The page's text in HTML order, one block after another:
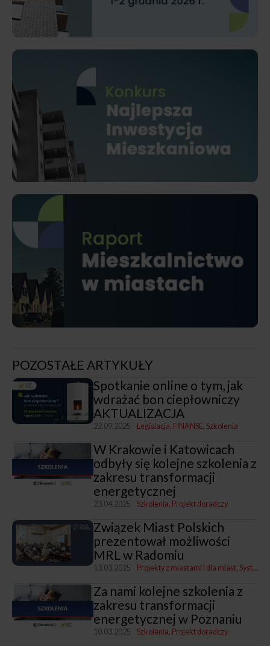
POZOSTAŁE ARTYKUŁY
Spotkanie online o tym, jak
wdrażać bon ciepłowniczy
AKTUALIZACJA
22.09.2025 Legislacja FINANSE Szkolenia
W Krakowie i Katowicach
odbyły się kolejne szkolenia z
zakresu transformacji
energetycznej
23.04.2025 Szkolenia Projekt doradczy
Związek Miast Polskich
prezentował możliwości
MRL w Radomiu
13.03.2025 Projekty z miastami i dla miast System Analiz Samorządowych
Za nami kolejne szkolenia z
zakresu transformacji
energetycznej w Poznaniu
10.03.2025 Szkolenia Projekt doradczy